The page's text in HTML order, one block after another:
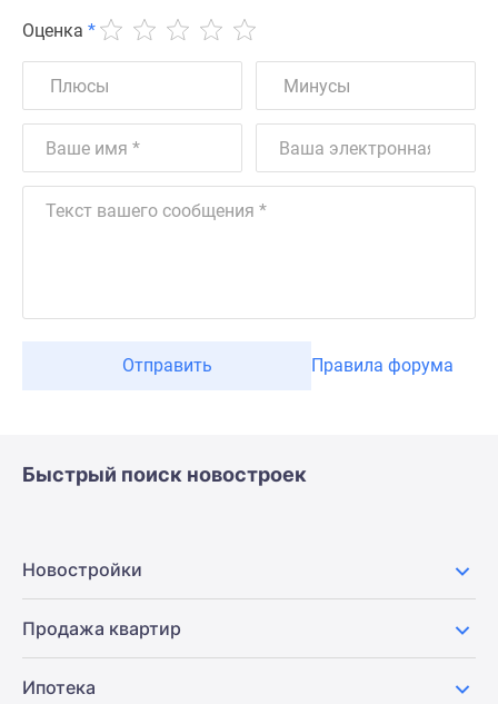
Оценка *
Отправить Правила форума
Быстрый поиск новостроек
Новостройки
Продажа квартир
Ипотека